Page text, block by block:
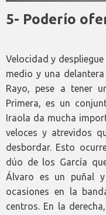
5- Poderío
Velocidad y
medio y una
Rayo, pese a tener
Primera, es un
Iraola da mucha
veloces y atrevidos
desbordar. Esto
dúo de los García
Álvaro es un puñal y
ocasiones en la
centros. En la